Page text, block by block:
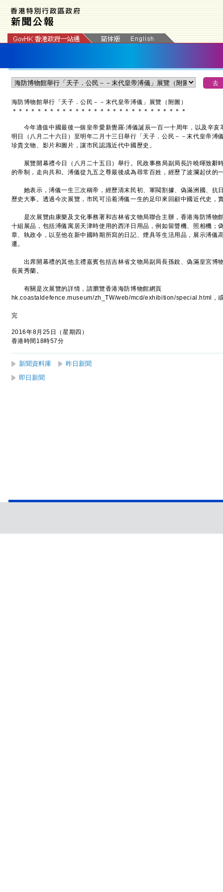
海防博物館舉行「天子．公民－－末代皇帝溥儀」展覽（附圖）
＊ ＊ ＊ ＊ ＊ ＊ ＊ ＊ ＊ ＊ ＊ ＊ ＊ ＊ ＊ ＊ ＊ ＊ ＊ ＊ ＊ ＊ ＊ ＊ ＊ ＊ ＊ ＊
今年適值中國最後一個皇帝愛新覺羅‧溥儀誕辰一百一十周年，以及辛亥
明日（八月二十六日）至明年二月十三日舉行「天子．公民－－末代皇帝溥
珍貴文物、影片和圖片，讓市民認識近代中國歷史。
展覽開幕禮今日（八月二十五日）舉行。民政事務局副局長許曉暉致辭
的帝制，走向共和。溥儀從九五之尊最後成為尋常百姓，經歷了波瀾起伏的
她表示，溥儀一生三次稱帝，經歷清末民初、軍閥割據、偽滿洲國、抗
歷史大事。透過今次展覽，市民可沿着溥儀一生的足印來回顧中國近代史，
是次展覽由康樂及文化事務署和吉林省文物局聯合主辦，香港海防博物
十組展品，包括溥儀寓居天津時使用的西洋日用品，例如留聲機、照相機；
章、執政令，以至他在新中國時期所寫的日記、煙具等生活用品，展示溥儀
遷。
出席開幕禮的其他主禮嘉賓包括吉林省文物局副局長孫銳、偽滿皇宮博
長黃秀蘭。
有關是次展覽的詳情，請瀏覽香港海防博物館網頁
hk.coastaldefence.museum/zh_TW/web/mcd/exhibition/special.html，
完
2016年8月25日（星期四）
香港時間18時57分
新聞資料庫
昨日新聞
即日新聞